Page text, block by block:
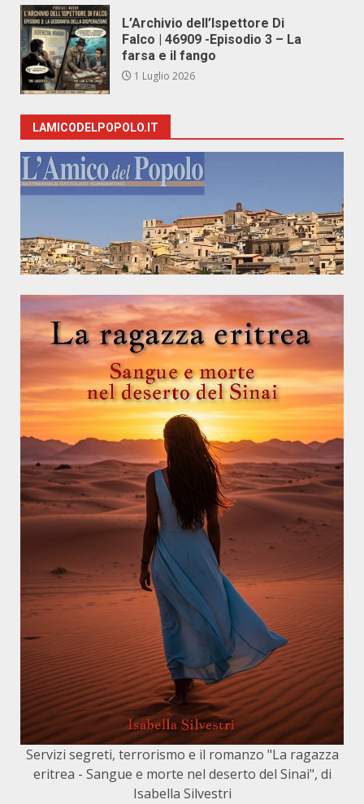
L’Archivio dell’Ispettore Di
Falco | 46909 -Episodio 3 – La
farsa e il fango
1 Luglio 2026
LAMICODELPOPOLO.IT
Servizi segreti, terrorismo e il romanzo "La ragazza
eritrea - Sangue e morte nel deserto del Sinai", di
Isabella Silvestri